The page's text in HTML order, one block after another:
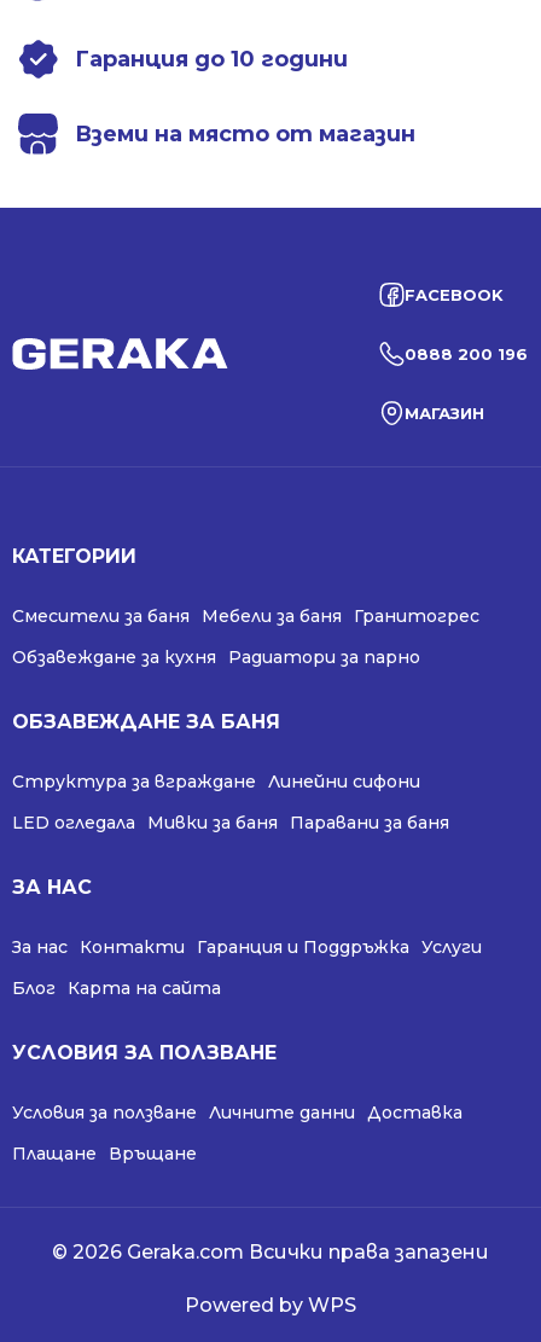
Гаранция до 10 години
Вземи на място от магазин
FACEBOOK
0888 200 196
МАГАЗИН
КАТЕГОРИИ
Смесители за баня Мебели за баня
Гранитогрес
Обзавеждане за кухня
Радиатори за парно
ОБЗАВЕЖДАНЕ ЗА БАНЯ
Структура за вграждане
Линейни сифони
LED огледала
Мивки за баня Паравани за баня
ЗА НАС
За нас Контакти Гаранция и Поддръжка
Услуги
Блог
Карта на сайта
УСЛОВИЯ ЗА ПОЛЗВАНЕ
Условия за ползване Личните данни
Доставка
Плащане
Връщане
© 2026 Geraka.com Всички права запазени
Powered by WPS